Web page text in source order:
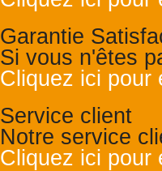
Garantie
Si vous n'êtes
Cliquez ici pour
Service client
Notre service
Cliquez ici pour